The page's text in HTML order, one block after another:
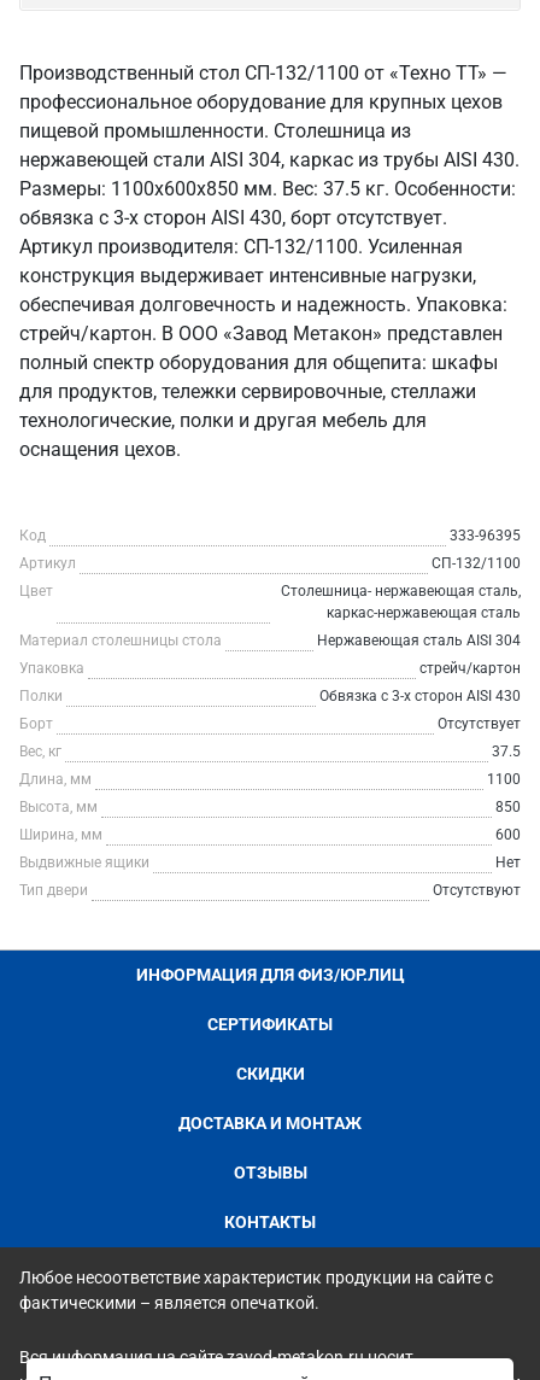
Производственный стол СП-132/1100 от «Техно ТТ» —
профессиональное оборудование для крупных цехов
пищевой промышленности. Столешница из
нержавеющей стали AISI 304, каркас из трубы AISI 430.
Размеры: 1100x600x850 мм. Вес: 37.5 кг. Особенности:
обвязка с 3-х сторон AISI 430, борт отсутствует.
Артикул производителя: СП-132/1100. Усиленная
конструкция выдерживает интенсивные нагрузки,
обеспечивая долговечность и надежность. Упаковка:
стрейч/картон. В ООО «Завод Метакон» представлен
полный спектр оборудования для общепита: шкафы
для продуктов, тележки сервировочные, стеллажи
технологические, полки и другая мебель для
оснащения цехов.
Код
333-96395
Артикул
СП-132/1100
Цвет
Столешница- нержавеющая сталь,
каркас-нержавеющая сталь
Материал столешницы стола
Нержавеющая сталь AISI 304
Упаковка
стрейч/картон
Полки
Обвязка с 3-х сторон AISI 430
Борт
Отсутствует
Вес, кг
37.5
Длина, мм
1100
Высота, мм
850
Ширина, мм
600
Выдвижные ящики
Нет
Тип двери
Отсутствуют
ИНФОРМАЦИЯ ДЛЯ ФИЗ/ЮР.ЛИЦ
СЕРТИФИКАТЫ
СКИДКИ
ДОСТАВКА И МОНТАЖ
ОТЗЫВЫ
КОНТАКТЫ
Любое несоответствие характеристик продукции на сайте с
фактическими – является опечаткой.
Вся информация на сайте zavod-metakon.ru носит